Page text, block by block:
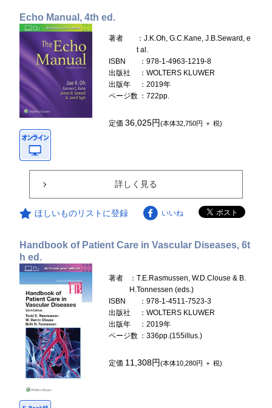
Echo Manual, 4th ed.
著者
：J.K.Oh, G.C.Kane, J.B.Seward, e
t al.
ISBN
：978-1-4963-1219-8
出版社
：WOLTERS KLUWER
出版年
：2019年
ページ数 ：722pp.
定価36,025円(本体32,750円 ＋ 税)
詳しく見る
ほしいものリストに登録 いいね
Handbook of Patient Care in Vascular Diseases, 6t
h ed.
著者
：T.E.Rasmussen, W.D.Clouse & B.
H.Tonnessen (eds.)
ISBN
：978-1-4511-7523-3
出版社
：WOLTERS KLUWER
出版年
：2019年
ページ数 ：336pp.(155illus.)
定価 11,308円(本体10,280円 ＋ 税)